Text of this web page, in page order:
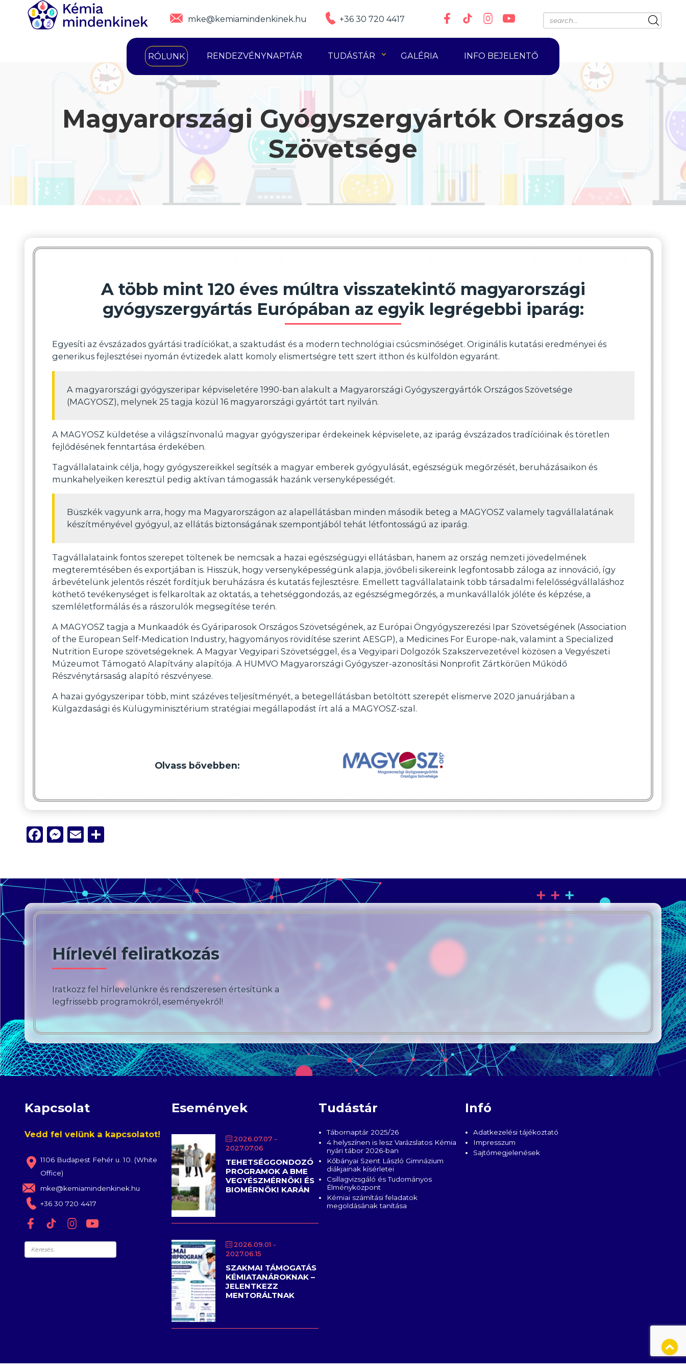
mke@kemiamindenkinek.hu +36 30 720 4417
RÓLUNK RENDEZVÉNYNAPTÁR TUDÁSTÁR GALÉRIA INFO BEJELENTŐ
Magyarországi Gyógyszergyártók Országos
Szövetsége
A több mint 120 éves múltra visszatekintő magyarországi
gyógyszergyártás Európában az egyik legrégebbi iparág:
Egyesíti az évszázados gyártási tradíciókat, a szaktudást és a modern technológiai csúcsminőséget. Originális kutatási eredményei és
generikus fejlesztései nyomán évtizedek alatt komoly elismertségre tett szert itthon és külföldön egyaránt.
A magyarországi gyógyszeripar képviseletére 1990-ban alakult a Magyarországi Gyógyszergyártók Országos Szövetsége
(MAGYOSZ), melynek 25 tagja közül 16 magyarországi gyártót tart nyilván.
A MAGYOSZ küldetése a világszínvonalú magyar gyógyszeripar érdekeinek képviselete, az iparág évszázados tradícióinak és töretlen
fejlődésének fenntartása érdekében.
Tagvállalataink célja, hogy gyógyszereikkel segítsék a magyar emberek gyógyulását, egészségük megőrzését, beruházásaikon és
munkahelyeiken keresztül pedig aktívan támogassák hazánk versenyképességét.
Büszkék vagyunk arra, hogy ma Magyarországon az alapellátásban minden második beteg a MAGYOSZ valamely tagvállalatának
készítményével gyógyul, az ellátás biztonságának szempontjából tehát létfontosságú az iparág.
Tagvállalataink fontos szerepet töltenek be nemcsak a hazai egészségügyi ellátásban, hanem az ország nemzeti jövedelmének
megteremtésében és exportjában is. Hisszük, hogy versenyképességünk alapja, jövőbeli sikereink legfontosabb záloga az innováció, így
árbevételünk jelentős részét fordítjuk beruházásra és kutatás fejlesztésre. Emellett tagvállalataink több társadalmi felelősségvállaláshoz
köthető tevékenységet is felkaroltak az oktatás, a tehetséggondozás, az egészségmegőrzés, a munkavállalók jóléte és képzése, a
szemléletformálás és a rászorulók megsegítése terén.
A MAGYOSZ tagja a Munkaadók és Gyáriparosok Országos Szövetségének, az Európai Öngyógyszerezési Ipar Szövetségének (Association
of the European Self-Medication Industry, hagyományos rövidítése szerint AESGP), a Medicines For Europe-nak, valamint a Specialized
Nutrition Europe szövetségeknek. A Magyar Vegyipari Szövetséggel, és a Vegyipari Dolgozók Szakszervezetével közösen a Vegyészeti
Múzeumot Támogató Alapítvány alapítója. A HUMVO Magyarországi Gyógyszer-azonosítási Nonprofit Zártkörűen Működő
Részvénytársaság alapító részvényese.
A hazai gyógyszeripar több, mint százéves teljesítményét, a betegellátásban betöltött szerepét elismerve 2020 januárjában a
Külgazdasági és Külügyminisztérium stratégiai megállapodást írt alá a MAGYOSZ-szal.
Olvass bővebben:
Facebook
Messenger
Email
Hírlevél feliratkozás
Iratkozz fel hírlevelünkre és rendszeresen értesítünk a
legfrissebb programokról, eseményekről!
Kapcsolat
Vedd fel velünk a kapcsolatot!
1106 Budapest Fehér u. 10. (White
Office)
mke@kemiamindenkinek.hu
+36 30 720 4417
Keresés
Események
2026.07.07-
2027.07.06
TEHETSÉGGONDOZÓ
PROGRAMOK A BME
VEGYÉSZMÉRNÖKI ÉS
BIOMÉRNÖKI KARÁN
2026.09.01 -
2027.06.15
SZAKMAI TÁMOGATÁS
KÉMIATANÁROKNAK –
JELENTKEZZ
MENTORÁLTNAK
Tudástár
Tábornaptár 2025/26
4 helyszínen is lesz Varázslatos Kémia
nyári tábor 2026-ban
Kőbányai Szent László Gimnázium
diákjainak kísérletei
Csillagvizsgáló és Tudományos
Élményközpont
Kémiai számítási feladatok
megoldásának tanítása
Infó
Adatkezelési tájékoztató
Impresszum
Sajtómegjelenések